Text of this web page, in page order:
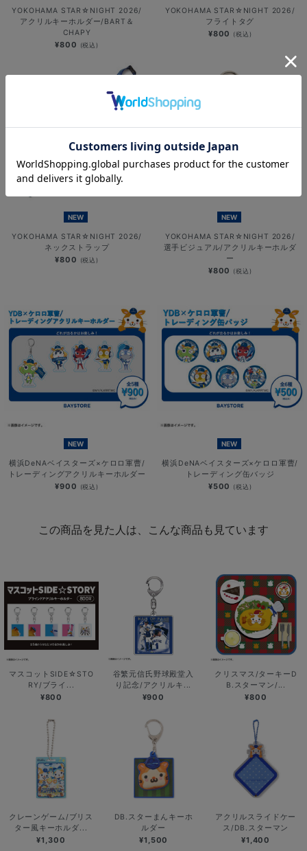
YOKOHAMA STAR☆NIGHT 2026/
アクリルキーホルダー/BART＆
CHAPY
¥800 (税込)
YOKOHAMA STAR☆NIGHT 2026/
フライトタグ
¥800 (税込)
NEW
YOKOHAMA STAR☆NIGHT 2026/
ネックストラップ
¥800 (税込)
NEW
YOKOHAMA STAR☆NIGHT 2026/
選手ビジュアル/アクリルキーホルダ
ー
¥800 (税込)
NEW
横浜DeNAベイスターズ×ケロロ軍曹/
トレーディングアクリルキーホルダー
¥900 (税込)
NEW
横浜DeNAベイスターズ×ケロロ軍曹/
トレーディング缶バッジ
¥500 (税込)
この商品を見た人は、こんな商品も見ています
マスコットSIDE☆STO
RY/ブライ...
¥800
谷繁元信氏野球殿堂入
り記念/アクリルキ...
¥900
クリスマス/ターキーD
B.スターマン/...
¥800
クレーンゲーム/ブリス
ター風キーホルダ...
¥1,300
DB.スターまんキーホ
ルダー
¥1,500
アクリルスライドケー
ス/DB.スターマン
¥1,400